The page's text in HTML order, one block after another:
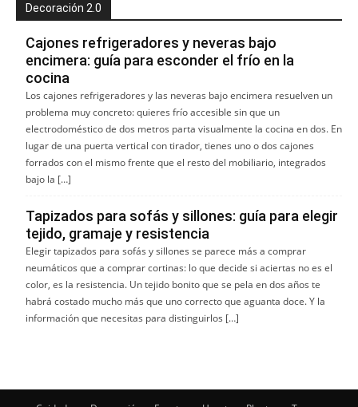
Decoración 2.0
Cajones refrigeradores y neveras bajo
encimera: guía para esconder el frío en la
cocina
Los cajones refrigeradores y las neveras bajo encimera resuelven un
problema muy concreto: quieres frío accesible sin que un
electrodoméstico de dos metros parta visualmente la cocina en dos. En
lugar de una puerta vertical con tirador, tienes uno o dos cajones
forrados con el mismo frente que el resto del mobiliario, integrados
bajo la […]
Tapizados para sofás y sillones: guía para elegir
tejido, gramaje y resistencia
Elegir tapizados para sofás y sillones se parece más a comprar
neumáticos que a comprar cortinas: lo que decide si aciertas no es el
color, es la resistencia. Un tejido bonito que se pela en dos años te
habrá costado mucho más que uno correcto que aguanta doce. Y la
información que necesitas para distinguirlos […]